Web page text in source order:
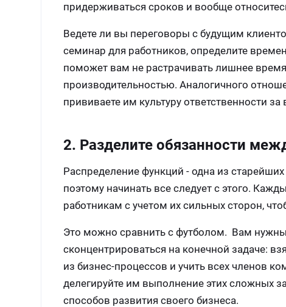
придерживаться сроков и вообще
Ведете ли вы переговоры с будущим
семинар для работников, определите
поможет вам не растрачивать лишнее
производительностью. Аналогичного
прививаете им культуру ответственности
2. Разделите обязанности
Распределение функций - одна из
поэтому начинать все следует с этого.
работникам с учетом их сильных сторон,
Это можно сравнить с футболом. Вам нужны
сконцентрироваться на конечной задаче:
из бизнес-процессов и учить всех членов
делегируйте им выполнение этих сложных
способов развития своего бизнеса.